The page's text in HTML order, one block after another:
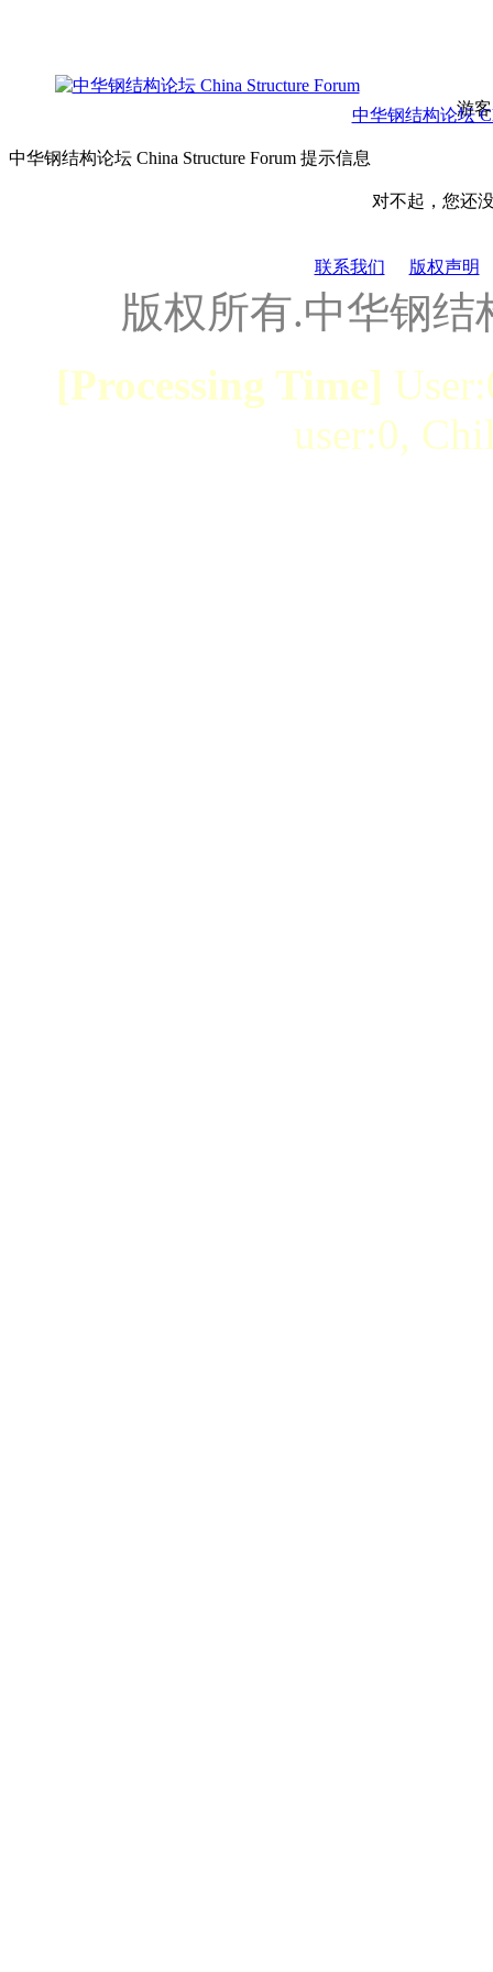
游
中华钢结构论坛
中华钢结构论坛 China Structure Forum 提示信息
对不起，您还
联系我们 版权声明
版权所有.中华钢
[Processing Time]
user:0,